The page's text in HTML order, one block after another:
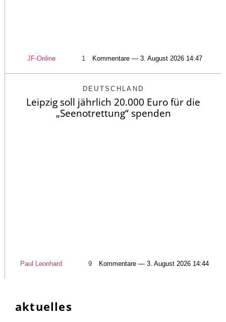
JF-Online 1 Kommentare — 3. August 2026 14:47
DEUTSCHLAND
Leipzig soll jährlich 20.000 Euro für die
„Seenotrettung“ spenden
Paul Leonhard 9 Kommentare — 3. August 2026 14:44
aktuelles